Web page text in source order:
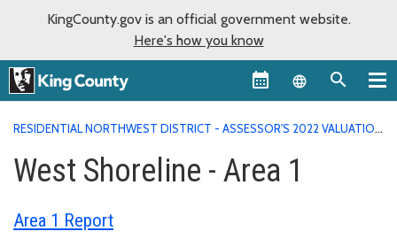
KingCounty.gov is an official government website.
Here's how you know
Language
RESIDENTIAL NORTHWEST DISTRICT - ASSESSOR'S 2022 VALUATION
West Shoreline - Area 1
Area 1 Report